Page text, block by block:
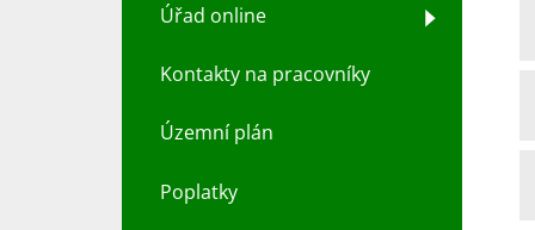
Úřad online
Kontakty na pracovníky
Územní plán
Poplatky